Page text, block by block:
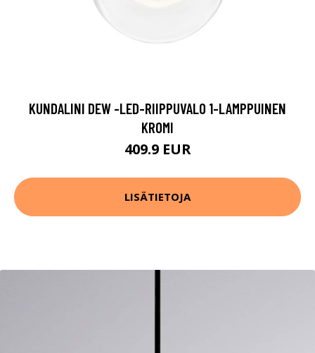
KUNDALINI DEW -LED-RIIPPUVALO 1-LAMPPUINEN
KROMI
409.9 EUR
LISÄTIETOJA